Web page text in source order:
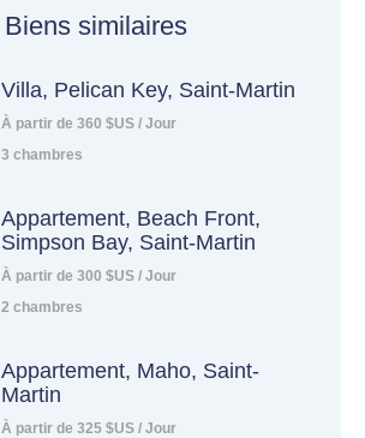
Biens similaires
Villa, Pelican Key, Saint-Martin
À partir de 360 $US / Jour
3 chambres
Appartement, Beach Front,
Simpson Bay, Saint-Martin
À partir de 300 $US / Jour
2 chambres
Appartement, Maho, Saint-
Martin
À partir de 325 $US / Jour